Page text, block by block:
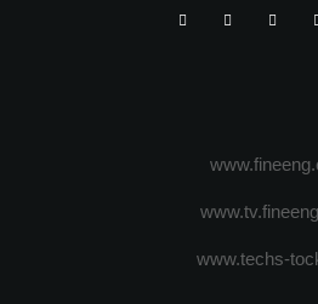
www.techs-